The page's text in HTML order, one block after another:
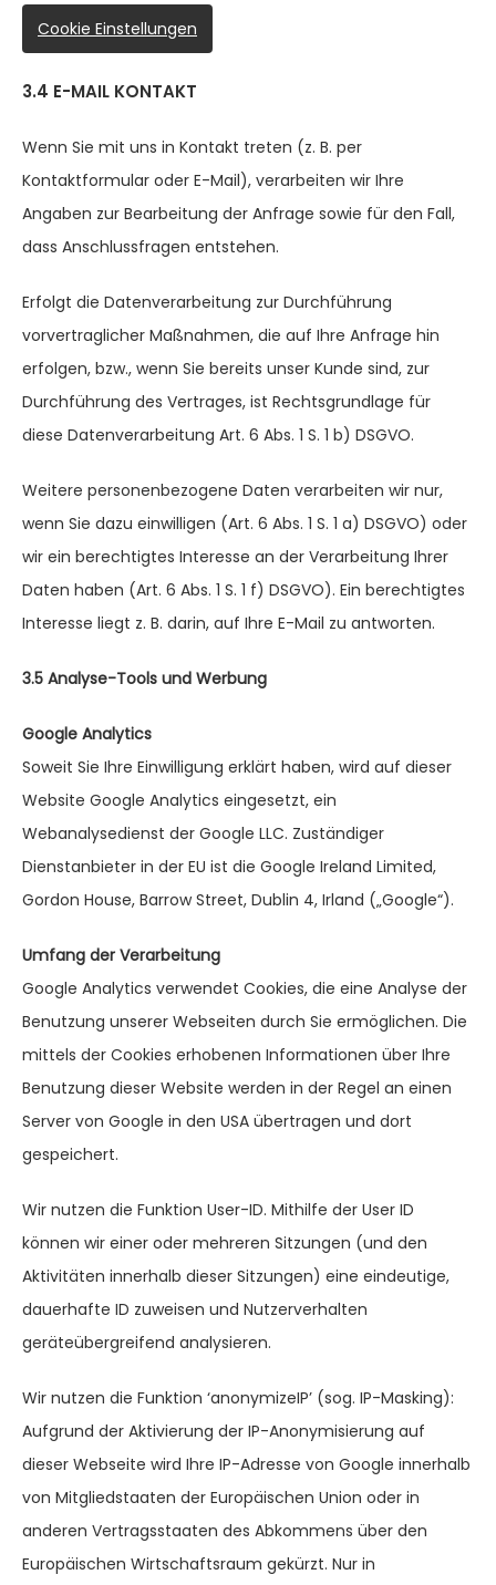
Cookie Einstellungen
3.4 E-MAIL KONTAKT
Wenn Sie mit uns in Kontakt treten (z. B. per
Kontaktformular oder E-Mail), verarbeiten wir Ihre
Angaben zur Bearbeitung der Anfrage sowie für den Fall,
dass Anschlussfragen entstehen.
Erfolgt die Datenverarbeitung zur Durchführung
vorvertraglicher Maßnahmen, die auf Ihre Anfrage hin
erfolgen, bzw., wenn Sie bereits unser Kunde sind, zur
Durchführung des Vertrages, ist Rechtsgrundlage für
diese Datenverarbeitung Art. 6 Abs. 1 S. 1 b) DSGVO.
Weitere personenbezogene Daten verarbeiten wir nur,
wenn Sie dazu einwilligen (Art. 6 Abs. 1 S. 1 a) DSGVO) oder
wir ein berechtigtes Interesse an der Verarbeitung Ihrer
Daten haben (Art. 6 Abs. 1 S. 1 f) DSGVO). Ein berechtigtes
Interesse liegt z. B. darin, auf Ihre E-Mail zu antworten.
3.5 Analyse-Tools und Werbung
Google Analytics
Soweit Sie Ihre Einwilligung erklärt haben, wird auf dieser
Website Google Analytics eingesetzt, ein
Webanalysedienst der Google LLC. Zuständiger
Dienstanbieter in der EU ist die Google Ireland Limited,
Gordon House, Barrow Street, Dublin 4, Irland („Google“).
Umfang der Verarbeitung
Google Analytics verwendet Cookies, die eine Analyse der
Benutzung unserer Webseiten durch Sie ermöglichen. Die
mittels der Cookies erhobenen Informationen über Ihre
Benutzung dieser Website werden in der Regel an einen
Server von Google in den USA übertragen und dort
gespeichert.
Wir nutzen die Funktion User-ID. Mithilfe der User ID
können wir einer oder mehreren Sitzungen (und den
Aktivitäten innerhalb dieser Sitzungen) eine eindeutige,
dauerhafte ID zuweisen und Nutzerverhalten
geräteübergreifend analysieren.
Wir nutzen die Funktion ‘anonymizeIP’ (sog. IP-Masking):
Aufgrund der Aktivierung der IP-Anonymisierung auf
dieser Webseite wird Ihre IP-Adresse von Google innerhalb
von Mitgliedstaaten der Europäischen Union oder in
anderen Vertragsstaaten des Abkommens über den
Europäischen Wirtschaftsraum gekürzt. Nur in